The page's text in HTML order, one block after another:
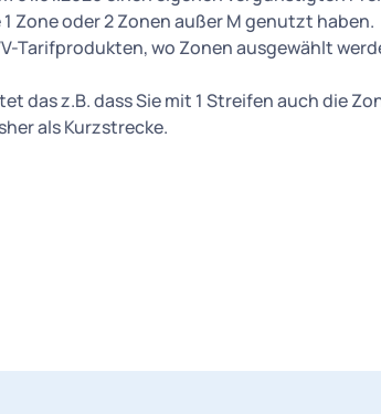
Zone oder 2 Zonen außer M genutzt haben.
Tarifprodukten, wo Zonen ausgewählt
das z.B. dass Sie mit 1 Streifen auch die
als Kurzstrecke.